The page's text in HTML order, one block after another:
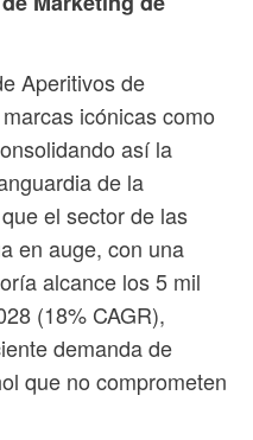
Aperitivos de
icónicas como
así la
de la
el sector de las
en auge, con una
alcance los 5 mil
(18% CAGR),
demanda de
que no comprometen